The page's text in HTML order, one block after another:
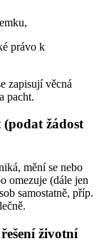
právo k
zapisují věcná
pacht.
žádost
mění se nebo
omezuje (dále jen
samostatně, příp.
životní